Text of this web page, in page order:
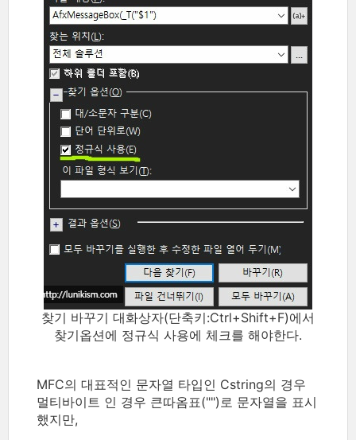
찾기 바꾸기 대화상자(단축키:Ctrl+Shift+F)에서
찾기옵션에 정규식 사용에 체크를 해야한다.
MFC의 대표적인 문자열 타입인 Cstring의 경우
멀티바이트 인 경우 큰따옴표("")로 문자열을 표시
했지만,